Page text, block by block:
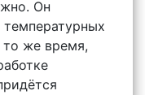
Он
температурных
то же время,